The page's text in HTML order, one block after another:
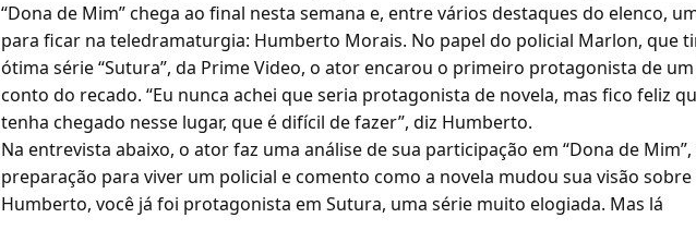
“Dona de Mim” chega ao final nesta semana e, entre vários destaques do elenco,
para ficar na teledramaturgia: Humberto Morais. No papel do policial Marlon, que
ótima série “Sutura”, da Prime Video, o ator encarou o primeiro protagonista de
conto do recado. “Eu nunca achei que seria protagonista de novela, mas fico feliz
tenha chegado nesse lugar, que é difícil de fazer”, diz Humberto.
Na entrevista abaixo, o ator faz uma análise de sua participação em “Dona de
preparação para viver um policial e comento como a novela mudou sua visão sobre
Humberto, você já foi protagonista em Sutura, uma série muito elogiada. Mas lá